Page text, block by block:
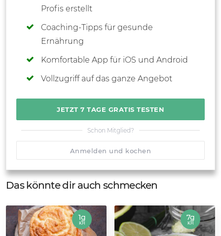
Profis erstellt
Coaching-Tipps für gesunde
Ernährung
Komfortable App für iOS und Android
Vollzugriff auf das ganze Angebot
JETZT 7 TAGE GRATIS TESTEN
Schon Mitglied?
Anmelden und kochen
Das könnte dir auch schmecken
1g
KH
7g
KH